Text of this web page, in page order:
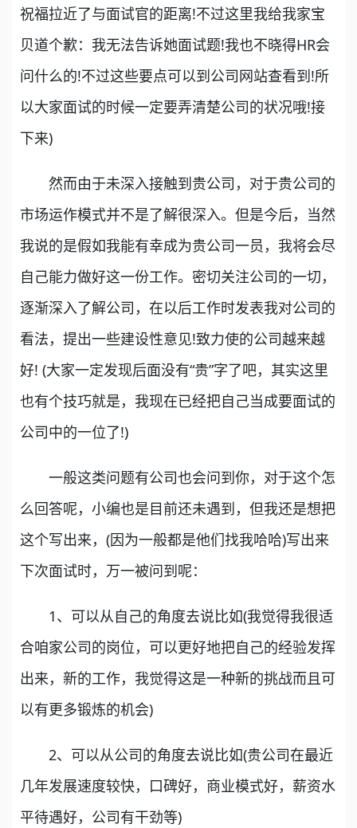
祝福拉近了与面试官的距离!不过这里我给我家宝
贝道个歉：我无法告诉她面试题!我也不晓得HR会
问什么的!不过这些要点可以到公司网站查看到!所
以大家面试的时候一定要弄清楚公司的状况哦!接
下来)
然而由于未深入接触到贵公司，对于贵公司的
市场运作模式并不是了解很深入。但是今后，当然
我说的是假如我能有幸成为贵公司一员，我将会尽
自己能力做好这一份工作。密切关注公司的一切，
逐渐深入了解公司，在以后工作时发表我对公司的
看法，提出一些建设性意见!致力使的公司越来越
好! (大家一定发现后面没有“贵”字了吧，其实这里
也有个技巧就是，我现在已经把自己当成要面试的
公司中的一位了!)
一般这类问题有公司也会问到你，对于这个怎
么回答呢，小编也是目前还未遇到，但我还是想把
这个写出来，(因为一般都是他们找我哈哈)写出来
下次面试时，万一被问到呢：
1、可以从自己的角度去说比如(我觉得我很适
合咱家公司的岗位，可以更好地把自己的经验发挥
出来，新的工作，我觉得这是一种新的挑战而且可
以有更多锻炼的机会)
2、可以从公司的角度去说比如(贵公司在最近
几年发展速度较快，口碑好，商业模式好，薪资水
平待遇好，公司有干劲等)